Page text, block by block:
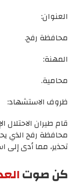
العنوان:
محافظة رفح.
المهنة:
محامية.
ظروف الاستشهاد:
قام طيران الاحتلال
محافظة رفح الذي
تحذير، مما أدى إلى
كن صوت